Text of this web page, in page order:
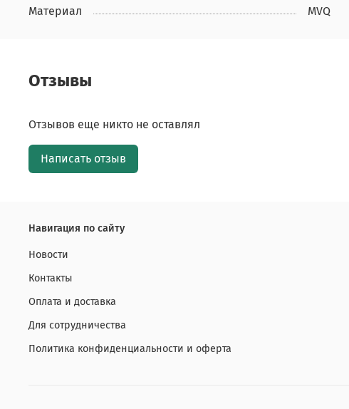
Материал MVQ
Отзывы
Отзывов еще никто не оставлял
Написать отзыв
Навигация по сайту
Новости
Контакты
Оплата и доставка
Для сотрудничества
Политика конфиденциальности и оферта